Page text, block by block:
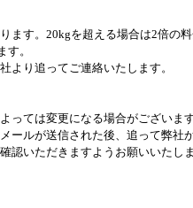
す。20kgを超える場合は2倍の料
。
より追ってご連絡いたします。
っては変更になる場合がございます
ールが送信された後、追って弊社
認いただきますようお願いいたしま